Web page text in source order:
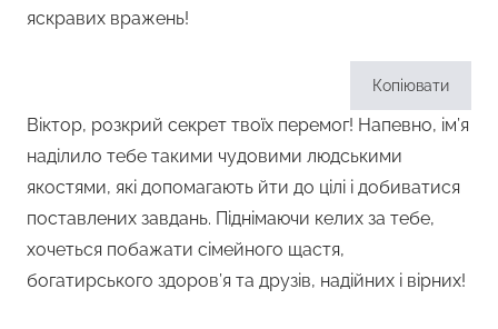
яскравих вражень!
Копіювати
Віктор, розкрий секрет твоїх перемог! Напевно, ім’я
наділило тебе такими чудовими людськими
якостями, які допомагають йти до цілі і добиватися
поставлених завдань. Піднімаючи келих за тебе,
хочеться побажати сімейного щастя,
богатирського здоров’я та друзів, надійних і вірних!